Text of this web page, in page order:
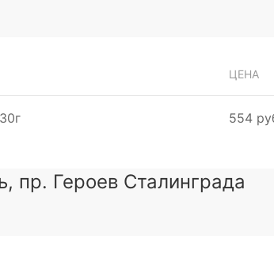
ЦЕНА
554
пр. Героев Сталинграда